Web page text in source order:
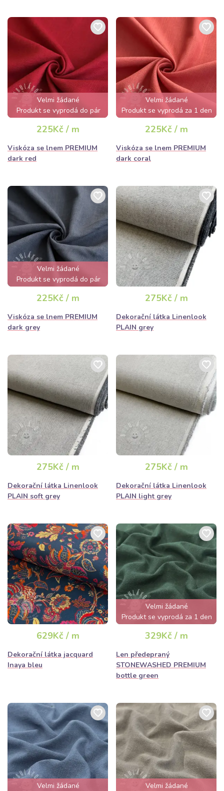
Velmi žádané
Produkt se vyprodá do pár
hodin
225Kč / m
Viskóza se lnem PREMIUM
dark red
Velmi žádané
Produkt se vyprodá za 1 den
225Kč / m
Viskóza se lnem PREMIUM
dark coral
Velmi žádané
Produkt se vyprodá do pár
hodin
225Kč / m
Viskóza se lnem PREMIUM
dark grey
275Kč / m
Dekorační látka Linenlook
PLAIN grey
275Kč / m
Dekorační látka Linenlook
PLAIN soft grey
275Kč / m
Dekorační látka Linenlook
PLAIN light grey
629Kč / m
Dekorační látka jacquard
Inaya bleu
Velmi žádané
Produkt se vyprodá za 1 den
329Kč / m
Len předepraný
STONEWASHED PREMIUM
bottle green
Velmi žádané
Velmi žádané